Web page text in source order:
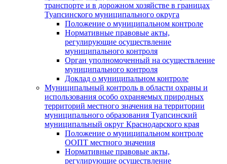
транспорте и в дорожном хозяйстве в границах
Туапсинского муниципального округа
Положение о муниципальном контроле
Нормативные правовые акты,
регулирующие осуществление
муниципального контроля
Орган уполномоченный на осуществление
муниципального контроля
Доклад о муниципальном контроле
Муниципальный контроль в области охраны и
использования особо охраняемых природных
территорий местного значения на территории
муниципального образования Туапсинский
муниципальный округ Краснодарского края
Положение о муниципальном контроле
ООПТ местного значения
Нормативные правовые акты,
регулирующие осуществление